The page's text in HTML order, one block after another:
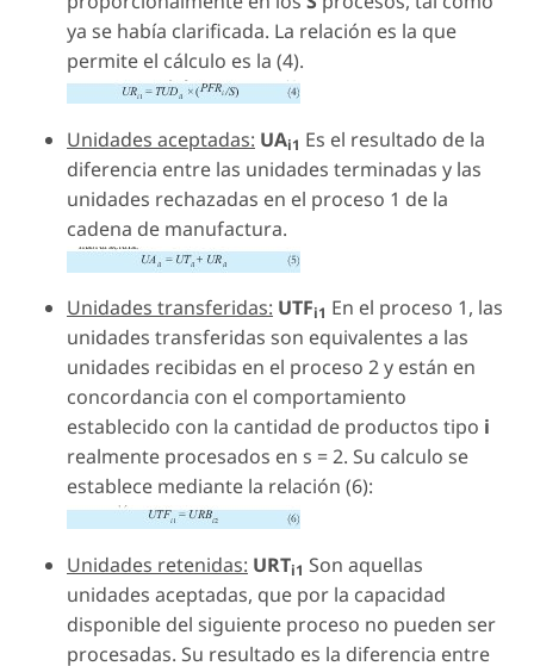
ya se había clarificada. La relación es la que
permite el cálculo es la (4).
Unidades aceptadas: UAi1 Es el resultado de la
diferencia entre las unidades terminadas y las
unidades rechazadas en el proceso 1 de la
cadena de manufactura.
Unidades transferidas: UTFi1 En el proceso 1, las
unidades transferidas son equivalentes a las
unidades recibidas en el proceso 2 y están en
concordancia con el comportamiento
establecido con la cantidad de productos tipo i
realmente procesados en s = 2. Su calculo se
establece mediante la relación (6):
Unidades retenidas: URTi1 Son aquellas
unidades aceptadas, que por la capacidad
disponible del siguiente proceso no pueden ser
procesadas. Su resultado es la diferencia entre